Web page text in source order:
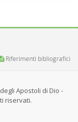
Riferimenti bibliografici
Apostoli di Dio -
riservati.